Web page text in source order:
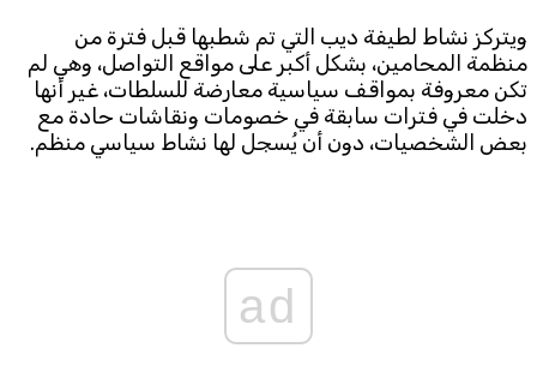
ويتركز نشاط لطيفة ديب التي تم شطبها قبل فترة من
منظمة المحامين، بشكل أكبر على مواقع التواصل، وهي لم
تكن معروفة بمواقف سياسية معارضة للسلطات، غير أنها
دخلت في فترات سابقة في خصومات ونقاشات حادة مع
بعض الشخصيات، دون أن يُسجل لها نشاط سياسي منظم.
ad